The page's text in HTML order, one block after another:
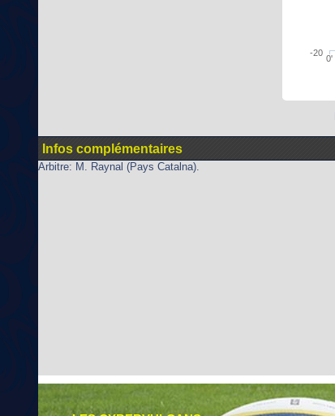
0'
-20
Infos complémentaires
Arbitre: M. Raynal (Pays Catalna).